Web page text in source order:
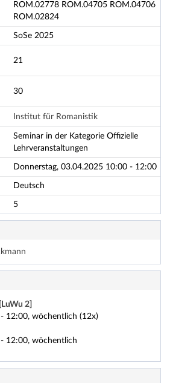
ROM.02778 ROM.04705 ROM.04706
ROM.02824
SoSe 2025
21
30
Institut für Romanistik
Seminar in der Kategorie Offizielle
Lehrveranstaltungen
Donnerstag, 03.04.2025 10:00 - 12:00
Deutsch
5
2]
12:00, wöchentlich (12x)
12:00, wöchentlich